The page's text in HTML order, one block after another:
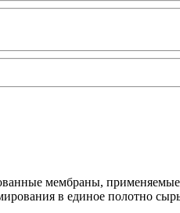
мембраны,
в единое полотно